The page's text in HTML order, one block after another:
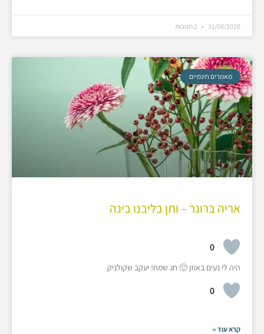
31/08/2020
מאמרים חינמיים
אריה ברונר – ותן בליבנו בינה
0
היה לי נעים באוזן 🙂 חג שמח! יעקב שקולניק
0
קרא עוד »